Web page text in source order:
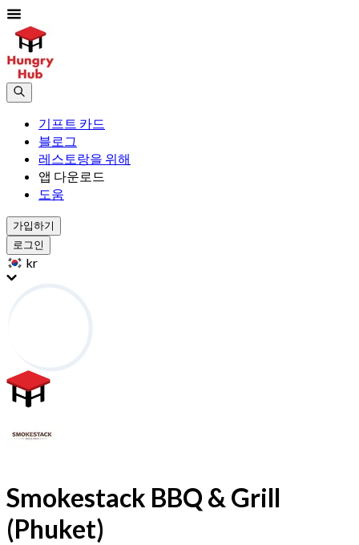
기프트 카드
블로그
레스토랑을 위해
앱 다운로드
도움
가입하기
로그인
kr
Smokestack BBQ & Grill
(Phuket)